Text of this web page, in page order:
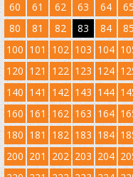
60
61 62 63 64 65
80
81 82 83 84 85
100 101 102 103 104
120 121 122 123 124
140 141 142 143 144
160 161 162 163 164
180 181 182 183 184
200 201 202 203 204